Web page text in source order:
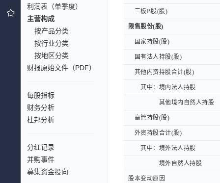
利润表（单季度）
主营构成
按产品分类
按行业分类
按地区分类
财报原始文件（PDF）
每股指标
财务分析
杜邦分析
分红记录
并购事件
募集资金投向
三板B股(股)
限售股份(股)
国家持股(股)
国有法人持股(股)
其他内资持股合计(股)
其中：境内法人持股
其他境内自然人持股
高管持股(股)
外资持股合计(股)
其中：境外法人持股
境外自然人持股
股本变动原因
三板B股(股)
限售股份(股)
国家持股(股)
国有法人持股(股)
其他内资持股合计(股)
其中：境内法人持股
其他境内自然人持股
高管持股(股)
外资持股合计(股)
其中：境外法人持股
境外自然人持股
股本变动原因